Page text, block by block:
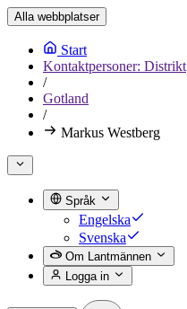
Alla webbplatser
Start
Kontaktpersoner: Distrikt
/
Gotland
/
Markus Westberg
Språk
Engelska
Svenska
Om Lantmännen
Logga in